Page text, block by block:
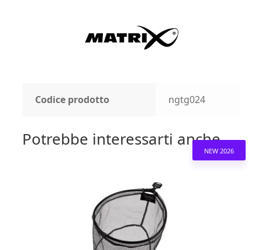
Codice prodotto ngtg024
Potrebbe interessarti anche...
NEW 2026